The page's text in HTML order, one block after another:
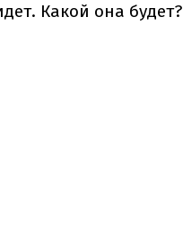
Какой она будет?